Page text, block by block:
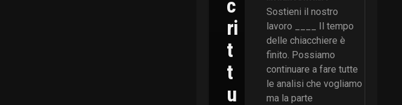
Sostieni il nostro
lavoro ____ Il tempo
delle chiacchiere è
finito. Possiamo
continuare a fare tutte
le analisi che vogliamo
ma la parte
C
Ri
T
T
U